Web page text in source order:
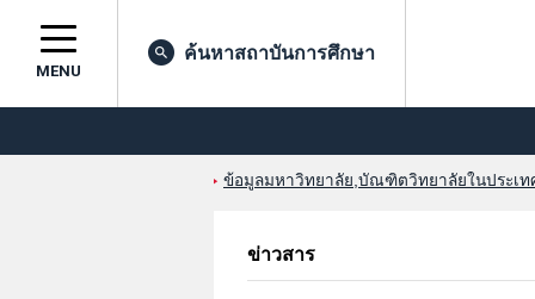
MENU
ค้นหาสถาบันการศึกษา
ข้อมูลมหาวิทยาลัย,บัณฑิตวิทยาลัยในประเ
ข่าวสาร